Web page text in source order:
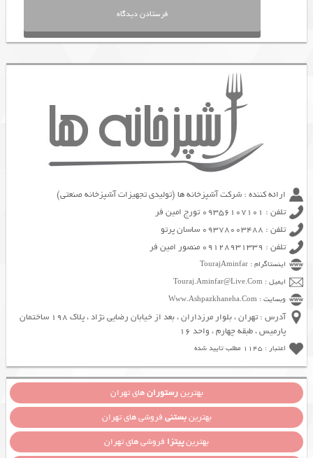
ارائه کننده : شرکت آشپزخانه ها (تولیدی تجهیزات آشپزخانه صنعتی)
تلفن : 09356107101 تورج امین فر
تلفن : 09378003488 ساسان پرتو
تلفن : 09128931339 منصور امین فر
اینستاگرام : TourajAminfar
ایمیل : Touraj.Aminfar@Live.Com
وبسایت : Www.Ashpazkhaneha.Com
آدرس : تهران ، بلوار مرزداران ، بعد از خیابان رضایی نژاد ، پلاک 198 ساختمان
پارمیس ، طبقه چهارم ، واحد 16
اعتبار : 1145 مطلب تایید شده
بهترینرستورانهای تهران
بهترینبستنی فروشی های تهران
بهترینپیتزا فروشی های تهران